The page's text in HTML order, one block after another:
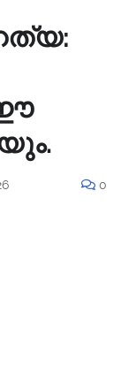
ഈ
0